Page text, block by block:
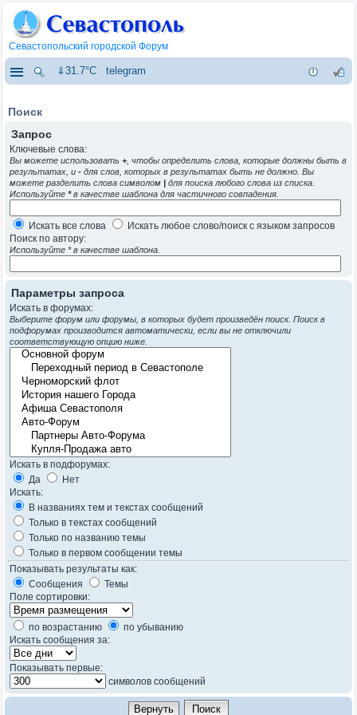
Севастопольский городской Форум
⇓31.7°C telegram
Поиск
Запрос
Ключевые слова:
Вы можете использовать +, чтобы определить слова, которые должны быть в
результатах, и - для слов, которых в результатах быть не должно. Вы
можете разделить слова символом | для поиска любого слова из списка.
Используйте *в качестве шаблона для частичного совпадения.
Искать все слова
Искать любое слово/поиск с языком запросов
Поиск по автору:
Используйте * в качестве шаблона.
Параметры запроса
Искать в форумах:
Выберите форум или форумы, в которых будет произведён поиск. Поиск в
подфорумах производится автоматически, если вы не отключили
соответствующую опцию ниже.
Искать в подфорумах:
Да
Нет
Искать:
В названиях тем и текстах сообщений
Только в текстах сообщений
Только по названию темы
Только в первом сообщении темы
Показывать результаты как:
Сообщения
Темы
Поле сортировки:
по возрастанию
по убыванию
Искать сообщения за:
Показывать первые:
символов сообщений